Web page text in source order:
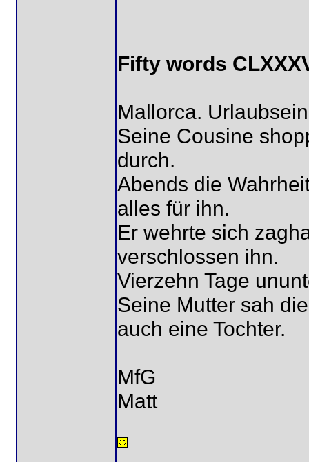
Fifty words
Mallorca.
Seine Cousine
durch.
Abends die
alles für ihn.
Er wehrte sich
verschlossen ihn.
Vierzehn Tage
Seine Mutter sah
auch eine Tochter.
MfG
Matt